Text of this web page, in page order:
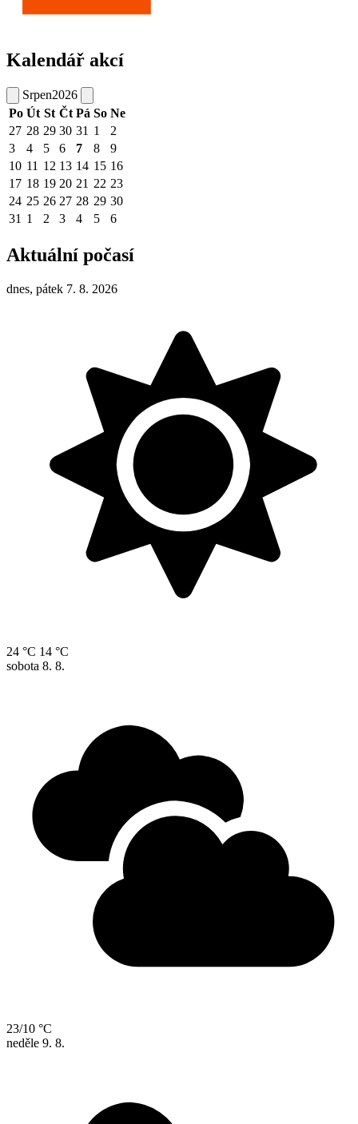
Kalendář akcí
Srpen2026
Po Út St Čt Pá So Ne
27 28 29 30 31 1
2
3
4 5 6 7 8
9
10 11 12 13 14 15 16
17 18 19 20 21 22 23
24 25 26 27 28 29 30
31 1 2 3 4 5 6
Aktuální počasí
dnes, pátek 7. 8. 2026
24 °C 14 °C
sobota 8. 8.
23/10 °C
neděle 9. 8.